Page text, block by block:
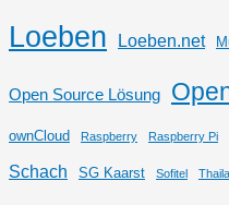
Loeben Loeben.net
Open Source Lösung
ownCloud Raspberry Raspberry Pi
Schach SG Kaarst Sofitel